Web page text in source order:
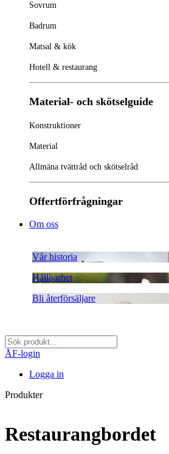
Sovrum
Badrum
Matsal & kök
Hotell & restaurang
Material- och skötselguide
Konstruktioner
Material
Allmäna tvättråd och skötselråd
Offertförfrågningar
Om oss
Vår historia
Hållbarhet
Bli återförsäljare
ÅF-login
Logga in
Produkter
Restaurangbordet